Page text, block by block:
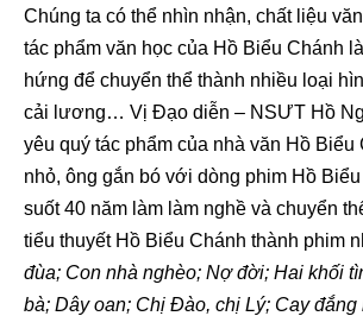
Chúng ta có thể nhìn nhận, chất liệu
tác phẩm văn học của Hồ Biểu Chánh
hứng để chuyển thể thành nhiều loại
cải lương… Vị Đạo diễn – NSƯT Hồ
yêu quý tác phẩm của nhà văn Hồ Biểu
nhỏ, ông gắn bó với dòng phim Hồ
suốt 40 năm làm làm nghề và chuyển
tiểu thuyết Hồ Biểu Chánh thành phim
đùa; Con nhà nghèo; Nợ đời; Hai khối
bà; Dây oan; Chị Ðào, chị Lý; Cay